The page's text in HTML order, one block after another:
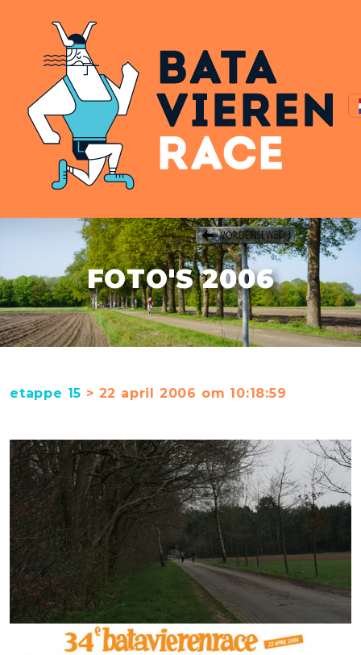
FOTO'S 2006
etappe 15 > 22 april 2006 om 10:18:59